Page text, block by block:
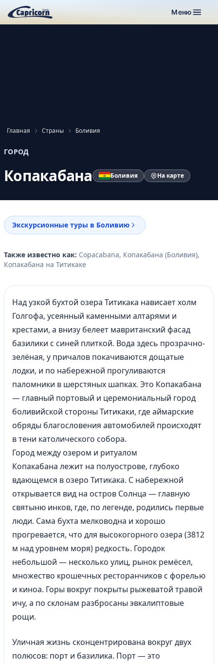
Меню
Главная Страны Боливия
ГОРОД
Копакабана Боливия На карте
Экскурсионные туры в Боливию
Также известно как: Copacabana, Копакабана (Боливия),
Копакабана на Титикаке
Над узкой бухтой озера Титикака нависает холм
Голгофа, усеянный каменными алтарями и
крестами, а внизу белеет мавританский фасад
базилики с синей плиткой. Вода здесь прозрачно-
зелёная, у причалов покачиваются дощатые
лодки, и по набережной прогуливаются
паломники в шерстяных шапках. Это Копакабана
— главный портовый и церемониальный город
боливийской стороны Титикаки, где аймарские
обряды благословения автомобилей происходят
в тени католического собора.
Город между озером и ритуалом
Копакабана лежит на полуострове, глубоко
вдающемся в озеро Титикака. С набережной
открывается вид на остров Солнца — главную
святыню инков, где, по легенде, родились первые
люди. Сама бухта мелководна и хорошо
прогревается, что для высокогорного озера (3812
м над уровнем моря) редкость. Городок
небольшой — несколько улиц, рынок ремёсел,
множество крошечных ресторанчиков с форелью
и киноа. Горы вокруг покрыты рыжеватой травой
ичу, а по склонам разбросаны эвкалиптовые
рощи.
Уличная жизнь сконцентрирована вокруг двух
полюсов: порт и базилика. Порт — это